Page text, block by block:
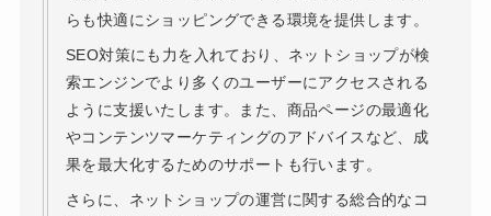
らも快適にショッピングできる環境を提供します。
SEO対策にも力を入れており、ネットショップが検
索エンジンでより多くのユーザーにアクセスされる
ように支援いたします。また、商品ページの最適化
やコンテンツマーケティングのアドバイスなど、成
果を最大化するためのサポートも行います。
さらに、ネットショップの運営に関する総合的なコ